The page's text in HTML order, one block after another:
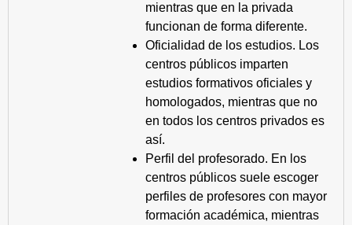
mientras que en la privada
funcionan de forma diferente.
Oficialidad de los estudios. Los
centros públicos imparten
estudios formativos oficiales y
homologados, mientras que no
en todos los centros privados es
así.
Perfil del profesorado. En los
centros públicos suele escoger
perfiles de profesores con mayor
formación académica, mientras